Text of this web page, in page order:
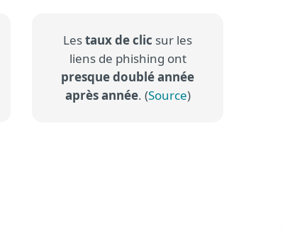
Lestaux de clic sur les
liens de phishing ont
presque doublé année
après année. (Source)